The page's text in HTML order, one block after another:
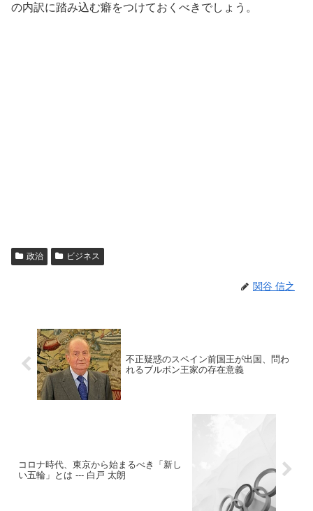
の内訳に踏み込む癖をつけておくべきでしょう。
政治 ビジネス
関谷 信之
不正疑惑のスペイン前国王が出国、問わ
れるブルボン王家の存在意義
コロナ時代、東京から始まるべき「新し
い五輪」とは --- 白戸 太朗